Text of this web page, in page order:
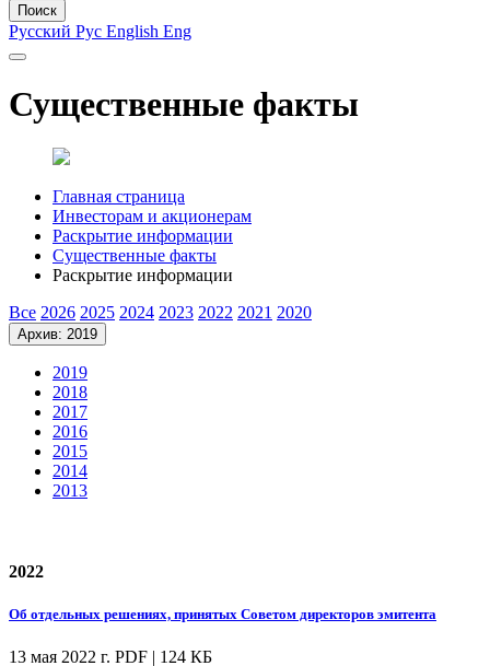
Поиск
Русский Рус English Eng
Существенные факты
Главная страница
Инвесторам и акционерам
Раскрытие информации
Существенные факты
Раскрытие информации
Все 2026 2025 2024 2023 2022 2021 2020
Архив: 2019
2019
2018
2017
2016
2015
2014
2013
2022
Об отдельных решениях, принятых Советом директоров эмитента
13 мая 2022 г. PDF | 124 КБ